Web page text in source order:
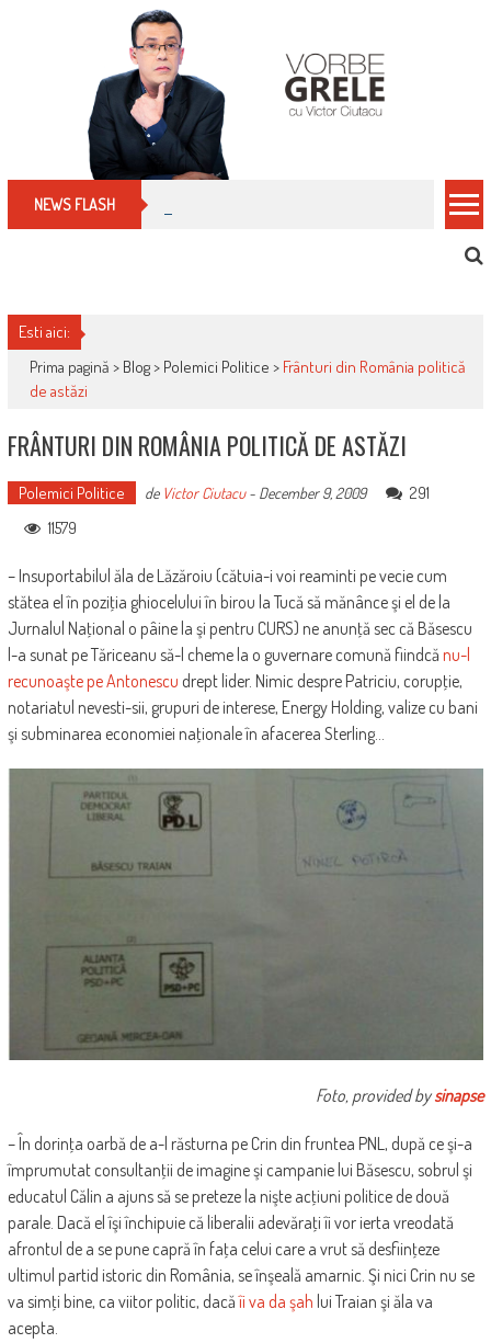
NEWS FLASH Cum îți schimbi, rapid, gratuit și eficient,
Esti aici:
Prima pagină > Blog> Polemici Politice > Frânturi din România politică
de astăzi
FRÂNTURI DIN ROMÂNIA POLITICĂ DE ASTĂZI
Polemici Politice de Victor Ciutacu- December 9, 2009
291
11579
– Insuportabilul ăla de Lăzăroiu (cătuia-i voi reaminti pe vecie cum
stătea el în poziţia ghiocelului în birou la Tucă să mănânce şi el de la
Jurnalul Naţional o pâine la şi pentru CURS) ne anunţă sec că Băsescu
l-a sunat pe Tăriceanu să-l cheme la o guvernare comună fiindcă nu-l
recunoaşte pe Antonescu drept lider. Nimic despre Patriciu, corupţie,
notariatul nevesti-sii, grupuri de interese, Energy Holding, valize cu bani
şi subminarea economiei naţionale în afacerea Sterling…
Foto, provided bysinapse
– În dorinţa oarbă de a-l răsturna pe Crin din fruntea PNL, după ce şi-a
împrumutat consultanţii de imagine şi campanie lui Băsescu, sobrul şi
educatul Călin a ajuns să se preteze la nişte acţiuni politice de două
parale. Dacă el îşi închipuie că liberalii adevăraţi îi vor ierta vreodată
afrontul de a se pune capră în faţa celui care a vrut să desfiinţeze
ultimul partid istoric din România, se înşeală amarnic. Şi nici Crin nu se
va simţi bine, ca viitor politic, dacăîi va da şah lui Traian şi ăla va
acepta.